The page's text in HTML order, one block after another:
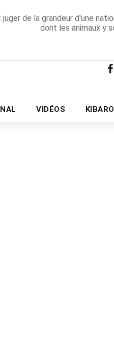
juger de la grandeur d'une
dont les animaux y
VIDÉOS